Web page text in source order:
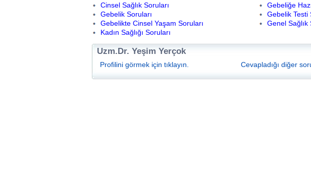
Cinsel Sağlık Soruları
Gebeliğe
Gebelik Soruları
Gebelik Testi
Gebelikte Cinsel Yaşam Soruları
Genel Sağlık
Kadın Sağlığı Soruları
Uzm.Dr. Yeşim Yerçok
Profilini görmek için tıklayın. Cevapladığı diğer